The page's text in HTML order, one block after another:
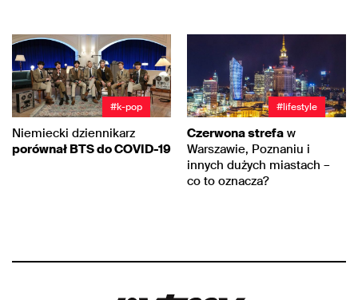
#k-pop
Niemiecki dziennikarz
porównał BTS do COVID-19
#lifestyle
Czerwona strefa w
Warszawie, Poznaniu i
innych dużych miastach –
co to oznacza?